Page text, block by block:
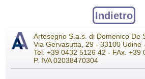
Indietro
Artesegno S.a.s. di Domenico De
Via Gervasutta, 29 - 33100 Udine
Tel. +39 0432 5126 42 - FAx. +39
P. IVA 02038470304